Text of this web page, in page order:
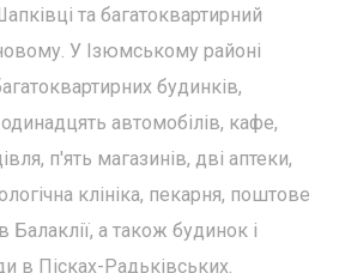
та багатоквартирний
У Ізюмському районі
будинків,
автомобілів, кафе,
п'ять магазинів, дві аптеки,
клініка, пекарня, поштове
Балаклії, а також будинок і
в Пісках-Радьківських.